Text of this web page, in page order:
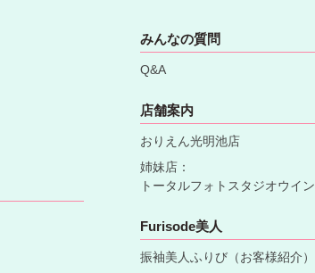
みんなの質問
Q&A
店舗案内
おりえん光明池店
姉妹店：
トータルフォトスタジオウイン
Furisode美人
振袖美人ふりび（お客様紹介）